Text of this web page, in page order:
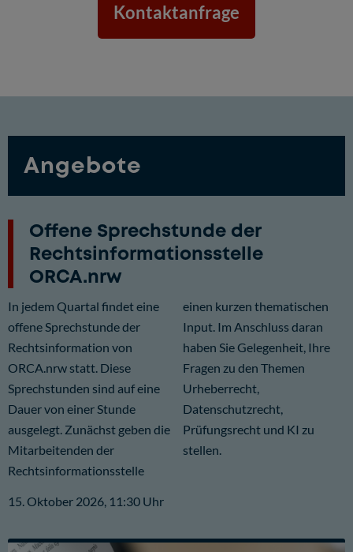
Kontaktanfrage
Angebote
Offene Sprechstunde der
Rechtsinformationsstelle
ORCA.nrw
In jedem Quartal findet eine
offene Sprechstunde der
Rechtsinformation von
ORCA.nrw statt. Diese
Sprechstunden sind auf eine
Dauer von einer Stunde
ausgelegt. Zunächst geben die
Mitarbeitenden der
Rechtsinformationsstelle
einen kurzen thematischen
Input. Im Anschluss daran
haben Sie Gelegenheit, Ihre
Fragen zu den Themen
Urheberrecht,
Datenschutzrecht,
Prüfungsrecht und KI zu
stellen.
15. Oktober 2026, 11:30 Uhr